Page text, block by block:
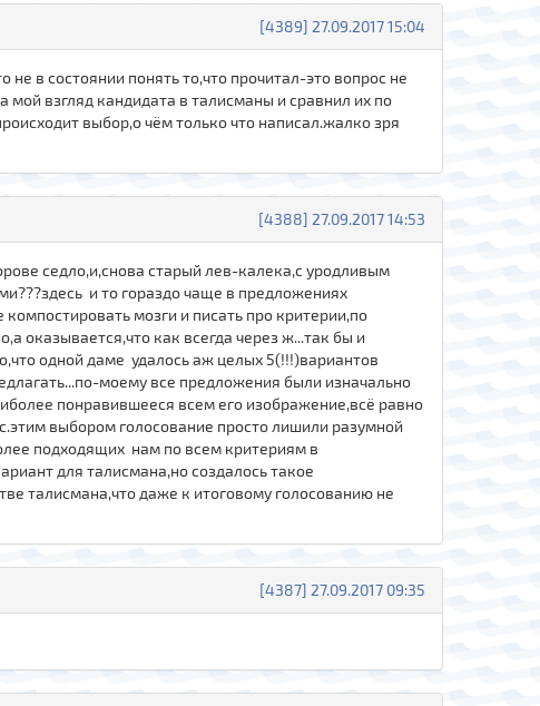
[4389] 27.09.2017 15:04
в состоянии понять то,что прочитал-это вопрос не
взгляд кандидата в талисманы и сравнил их по
выбор,о чём только что написал.жалко зря
[4388] 27.09.2017 14:53
седло,и,снова старый лев-калека,с уродливым
и то гораздо чаще в предложениях
мозги и писать про критерии,по
оказывается,что как всегда через ж...так бы и
одной даме удалось аж целых 5(!!!)вариантов
моему все предложения были изначально
понравившееся всем его изображение,всё равно
выбором голосование просто лишили разумной
подходящих нам по всем критериям в
для талисмана,но создалось такое
талисмана,что даже к итоговому голосованию не
[4387] 27.09.2017 09:35